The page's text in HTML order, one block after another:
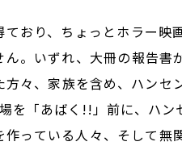
おり、ちょっとホラー映
。いずれ、大冊の報告書
々、家族を含め、ハンセ
を「あばく!!」前に、ハ
っている人々、そして無